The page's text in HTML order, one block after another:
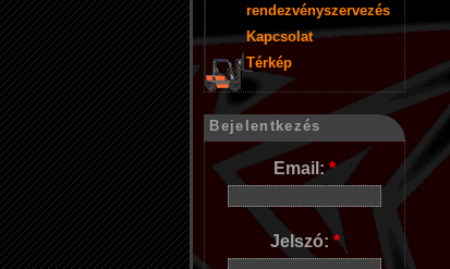
rendezvényszervezés
Kapcsolat
Térkép
Bejelentkezés
Email:*
Jelszó: *